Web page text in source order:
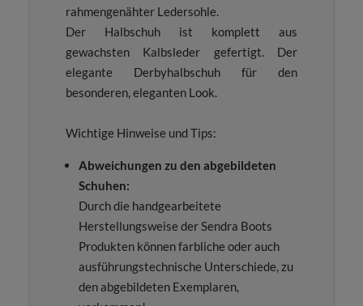
rahmengenähter Ledersohle.
Der Halbschuh ist komplett aus
gewachsten Kalbsleder gefertigt. Der
elegante Derbyhalbschuh für den
besonderen, eleganten Look.
Wichtige Hinweise und Tips:
Abweichungen zu den abgebildeten
Schuhen:
Durch die handgearbeitete
Herstellungsweise der Sendra Boots
Produkten können farbliche oder auch
ausführungstechnische Unterschiede, zu
den abgebildeten Exemplaren,